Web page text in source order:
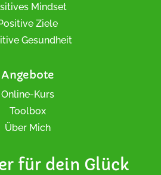
Mindset
Ziele
Gesundheit
Angebote
Online-Kurs
Toolbox
Über Mich
für dein Glück